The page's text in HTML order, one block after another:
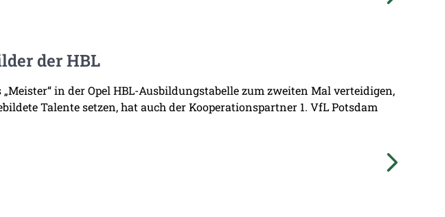
der HBL
in der Opel HBL-Ausbildungstabelle zum zweiten Mal verteidigen,
Talente setzen, hat auch der Kooperationspartner 1. VfL Potsdam